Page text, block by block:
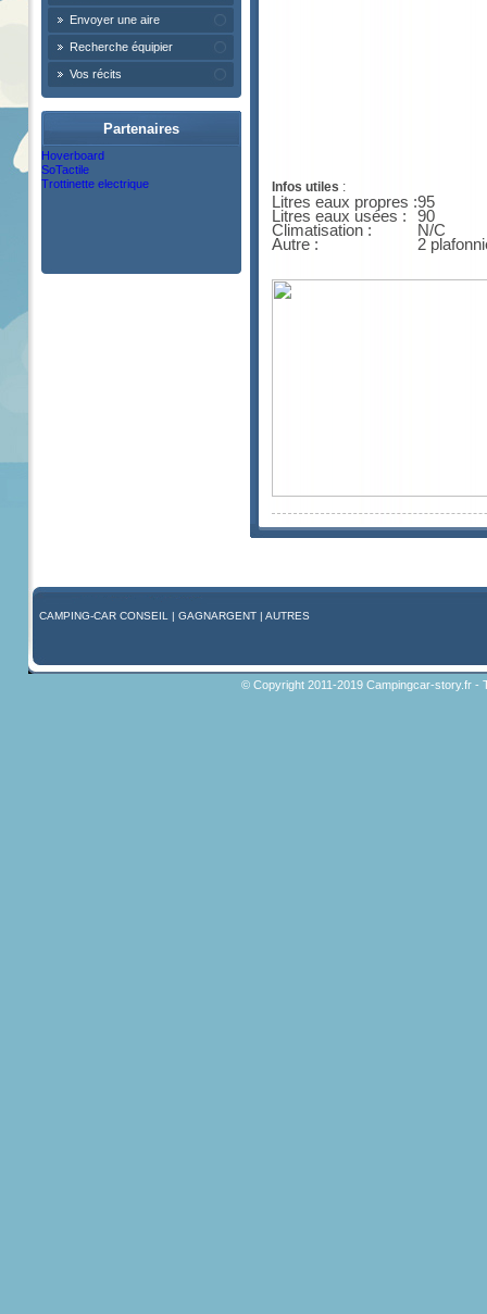
Envoyer une aire
Recherche équipier
Vos récits
Partenaires
Hoverboard
SoTactile
Trottinette electrique
Infos utiles :
Litres eaux propres :95
Litres eaux usées : 90
Climatisation : N/C
Autre : 2
CAMPING-CAR CONSEIL | GAGNARGENT| AUTRES
© Copyright 2011-2019 Campingcar-story.fr -